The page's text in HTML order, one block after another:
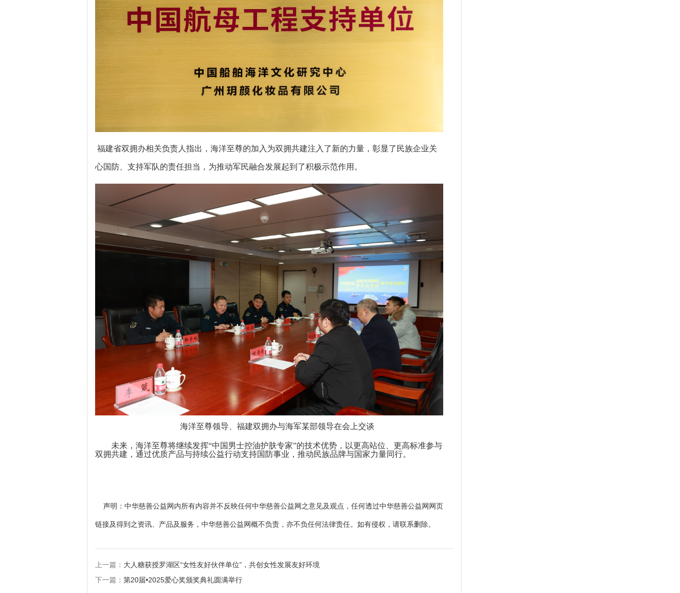
福建省双拥办相关负责人指出，海洋至尊的加入为双拥共建注入了新的力量，彰显了民族企业关
心国防、支持军队的责任担当，为推动军民融合发展起到了积极示范作用。
海洋至尊领导、福建双拥办与海军某部领导在会上交谈
未来，海洋至尊将继续发挥“中国男士控油护肤专家”的技术优势，以更高站位、更高标准参与
双拥共建，通过优质产品与持续公益行动支持国防事业，推动民族品牌与国家力量同行。
声明：中华慈善公益网内所有内容并不反映任何中华慈善公益网之意见及观点，任何透过中华慈善公益网网页
链接及得到之资讯、产品及服务，中华慈善公益网概不负责，亦不负任何法律责任。如有侵权，请联系删除。
上一篇： 大人糖获授罗湖区“女性友好伙伴单位”，共创女性发展友好环境
下一篇： 第20届•2025爱心奖颁奖典礼圆满举行